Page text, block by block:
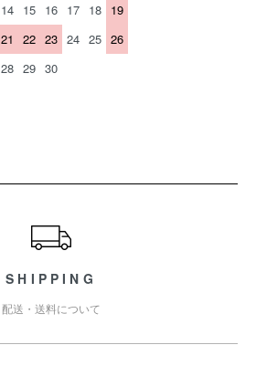
14 15 16 17 18 19
21 22 23 24 25 26
28 29 30
SHIPPING
配送・送料について